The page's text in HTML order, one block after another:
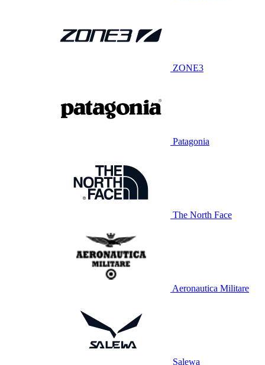
ZONE3
Patagonia
The North Face
Aeronautica Militare
Salewa